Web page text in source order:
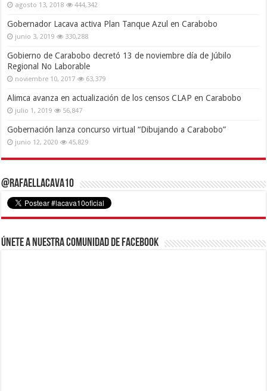
agosto 13, 2018 444,342
Gobernador Lacava activa Plan Tanque Azul en Carabobo
junio 3, 2019 330,288
Gobierno de Carabobo decretó 13 de noviembre día de Júbilo
Regional No Laborable
noviembre 10, 2017 63,379
Alimca avanza en actualización de los censos CLAP en Carabobo
julio 1, 2019 56,847
Gobernación lanza concurso virtual “Dibujando a Carabobo”
junio 12, 2020 45,829
@RafaelLacava10
Únete a nuestra comunidad de Facebook